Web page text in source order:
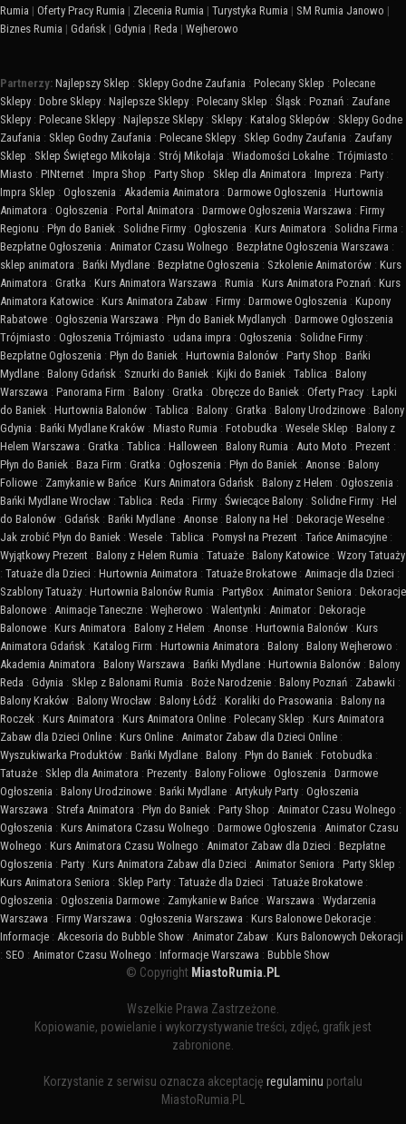
Rumia | Oferty Pracy Rumia | Zlecenia Rumia | Turystyka Rumia | SM Rumia Janowo |
Biznes Rumia | Gdańsk | Gdynia | Reda | Wejherowo
Partnerzy: Najlepszy Sklep : Sklepy Godne Zaufania : Polecany Sklep : Polecane
Sklepy : Dobre Sklepy : Najlepsze Sklepy : Polecany Sklep : Śląsk : Poznań : Zaufane
Sklepy : Polecane Sklepy : Najlepsze Sklepy : Sklepy : Katalog Sklepów : Sklepy Godne
Zaufania : Sklep Godny Zaufania : Polecane Sklepy : Sklep Godny Zaufania : Zaufany
Sklep : Sklep Świętego Mikołaja : Strój Mikołaja : Wiadomości Lokalne : Trójmiasto :
Miasto : PINternet : Impra Shop : Party Shop : Sklep dla Animatora : Impreza : Party :
Impra Sklep : Ogłoszenia : Akademia Animatora : Darmowe Ogłoszenia : Hurtownia
Animatora : Ogłoszenia : Portal Animatora : Darmowe Ogłoszenia Warszawa : Firmy
Regionu : Płyn do Baniek : Solidne Firmy : Ogłoszenia : Kurs Animatora : Solidna Firma :
Bezpłatne Ogłoszenia : Animator Czasu Wolnego : Bezpłatne Ogłoszenia Warszawa :
sklep animatora : Bańki Mydlane : Bezpłatne Ogłoszenia : Szkolenie Animatorów : Kurs
Animatora : Gratka : Kurs Animatora Warszawa : Rumia : Kurs Animatora Poznań : Kurs
Animatora Katowice : Kurs Animatora Zabaw : Firmy : Darmowe Ogłoszenia : Kupony
Rabatowe : Ogłoszenia Warszawa : Płyn do Baniek Mydlanych : Darmowe Ogłoszenia
Trójmiasto : Ogłoszenia Trójmiasto : udana impra : Ogłoszenia : Solidne Firmy :
Bezpłatne Ogłoszenia : Płyn do Baniek : Hurtownia Balonów : Party Shop : Bańki
Mydlane : Balony Gdańsk : Sznurki do Baniek : Kijki do Baniek : Tablica : Balony
Warszawa : Panorama Firm : Balony : Gratka : Obręcze do Baniek : Oferty Pracy : Łapki
do Baniek : Hurtownia Balonów : Tablica : Balony : Gratka : Balony Urodzinowe : Balony
Gdynia : Bańki Mydlane Kraków : Miasto Rumia : Fotobudka : Wesele Sklep : Balony z
Helem Warszawa : Gratka : Tablica : Halloween : Balony Rumia : Auto Moto : Prezent :
Płyn do Baniek : Baza Firm : Gratka : Ogłoszenia : Płyn do Baniek : Anonse : Balony
Foliowe : Zamykanie w Bańce : Kurs Animatora Gdańsk : Balony z Helem : Ogłoszenia :
Bańki Mydlane Wrocław : Tablica : Reda : Firmy : Świecące Balony : Solidne Firmy : Hel
do Balonów : Gdańsk : Bańki Mydlane : Anonse : Balony na Hel : Dekoracje Weselne :
Jak zrobić Płyn do Baniek : Wesele : Tablica : Pomysł na Prezent : Tańce Animacyjne :
Wyjątkowy Prezent : Balony z Helem Rumia : Tatuaże : Balony Katowice : Wzory Tatuaży
: Tatuaże dla Dzieci : Hurtownia Animatora : Tatuaże Brokatowe : Animacje dla Dzieci :
Szablony Tatuaży : Hurtownia Balonów Rumia : PartyBox : Animator Seniora : Dekoracje
Balonowe : Animacje Taneczne : Wejherowo : Walentynki : Animator : Dekoracje
Balonowe : Kurs Animatora : Balony z Helem : Anonse : Hurtownia Balonów : Kurs
Animatora Gdańsk : Katalog Firm : Hurtownia Animatora : Balony : Balony Wejherowo :
Akademia Animatora : Balony Warszawa : Bańki Mydlane : Hurtownia Balonów : Balony
Reda : Gdynia : Sklep z Balonami Rumia : Boże Narodzenie : Balony Poznań : Zabawki :
Balony Kraków : Balony Wrocław : Balony Łódź : Koraliki do Prasowania : Balony na
Roczek : Kurs Animatora : Kurs Animatora Online : Polecany Sklep : Kurs Animatora
Zabaw dla Dzieci Online : Kurs Online : Animator Zabaw dla Dzieci Online :
Wyszukiwarka Produktów : Bańki Mydlane : Balony : Płyn do Baniek : Fotobudka :
Tatuaże : Sklep dla Animatora : Prezenty : Balony Foliowe : Ogłoszenia : Darmowe
Ogłoszenia : Balony Urodzinowe : Bańki Mydlane : Artykuły Party : Ogłoszenia
Warszawa : Strefa Animatora : Płyn do Baniek : Party Shop : Animator Czasu Wolnego :
Ogłoszenia : Kurs Animatora Czasu Wolnego : Darmowe Ogłoszenia : Animator Czasu
Wolnego : Kurs Animatora Czasu Wolnego : Animator Zabaw dla Dzieci : Bezpłatne
Ogłoszenia : Party : Kurs Animatora Zabaw dla Dzieci : Animator Seniora : Party Sklep :
Kurs Animatora Seniora : Sklep Party : Tatuaże dla Dzieci : Tatuaże Brokatowe :
Ogłoszenia : Ogłoszenia Darmowe : Zamykanie w Bańce : Warszawa : Wydarzenia
Warszawa : Firmy Warszawa : Ogłoszenia Warszawa : Kurs Balonowe Dekoracje :
Informacje : Akcesoria do Bubble Show : Animator Zabaw : Kurs Balonowych Dekoracji
: SEO : Animator Czasu Wolnego : Informacje Warszawa : Bubble Show
© Copyright MiastoRumia.PL
Wszelkie Prawa Zastrzeżone.
Kopiowanie, powielanie i wykorzystywanie treści, zdjęć, grafik jest
zabronione.
Korzystanie z serwisu oznacza akceptację regulaminu portalu
MiastoRumia.PL